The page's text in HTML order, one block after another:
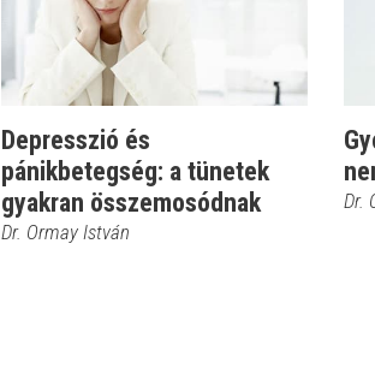
Depresszió és
pánikbetegség: a tünetek
gyakran összemosódnak
Dr. Ormay István
Dr.